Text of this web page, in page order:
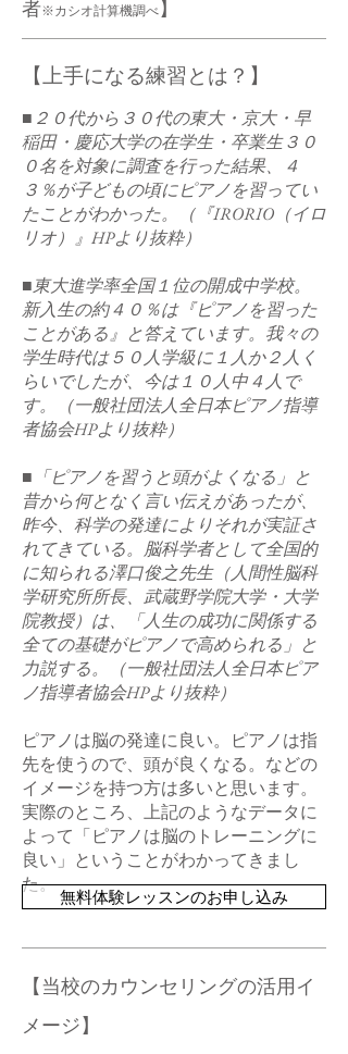
者※カシオ計算機調べ】
​【上手になる練習とは？】
■２０代から３０代の東大・京大・早
稲田・慶応大学の在学生・卒業生３０
０名を対象に調査を行った結果、４
３％が子どもの頃にピアノを習ってい
たことがわかった。（ 『IRORIO（イロ
リオ）』HPより抜粋）
■東大進学率全国１位の開成中学校。
新入生の約４０ ％は『ピアノを習った
ことがある』と答えています。我々の
学生時代は５０ 人学級に１ 人か２ 人く
らいでしたが、今は１０ 人中４人で
す。（一般社団法人全日本ピアノ指導
者協会HPより抜粋）
■「ピアノを習うと頭がよくなる」と
昔から何となく言い伝えがあったが、
昨今、科学の発達によりそれが実証さ
れてきている。脳科学者として全国的
に知られる澤口俊之先生（人間性脳科
学研究所所長、武蔵野学院大学・大学
院教授）は、「人生の成功に関係する
全ての基礎がピアノで高められる」と
力説する。（一般社団法人全日本ピア
ノ指導者協会HPより抜粋）
ピアノは脳の発達に良い。
ピアノは指
先を使うので、頭が良くなる。 などの
イメージを持つ方は多いと思います。
実際のところ、上記のようなデータに
よって「ピアノは脳のトレーニングに
良い」ということがわかってきまし
た。
無料体験レッスンのお申し込み
​【当校のカウンセリングの活用イ
メージ】